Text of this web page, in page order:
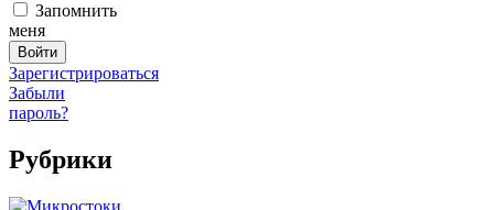
Запомнить
меня
Зарегистрироваться
Забыли
пароль?
Рубрики